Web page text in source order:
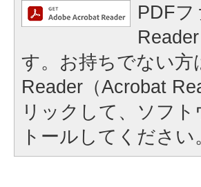
PDFフ
す。お持ちでない方
Reader（Acrobat
リックして、ソフ
トールしてください